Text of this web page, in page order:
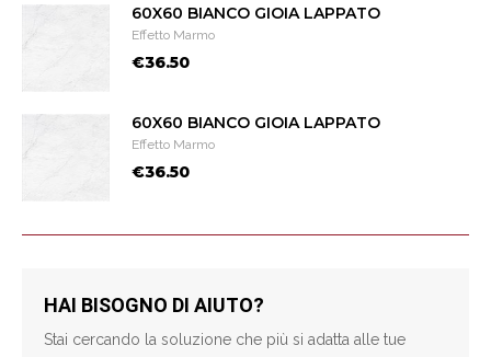
60X60 BIANCO GIOIA LAPPATO
Effetto Marmo
€36.50
60X60 BIANCO GIOIA LAPPATO
Effetto Marmo
€36.50
HAI BISOGNO DI AIUTO?
Stai cercando la soluzione che più si adatta alle tue